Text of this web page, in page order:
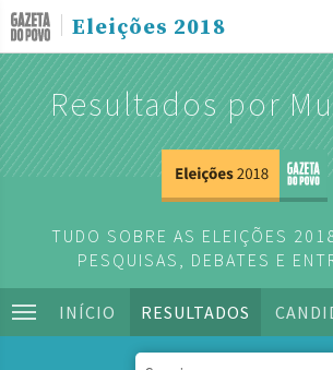
Eleições 2018
Resultados por
TUDO SOBRE AS ELEIÇÕES
PESQUISAS, DEBATES E
INÍCIO RESULTADOS